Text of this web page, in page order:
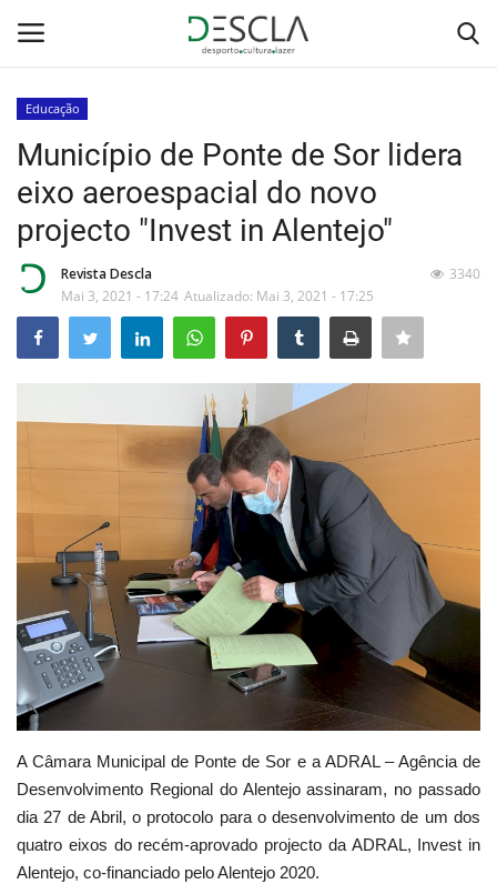
Home
...by Descla
Desporto
Sobre Nós
Estatuto Editorial
Saúde
Ficha técnica
Cultura
Lazer
Ambiente
Educação
Município de Ponte de Sor lidera
eixo aeroespacial do novo
projecto "Invest in Alentejo"
Revista Descla
Mai 3, 2021 - 17:24 Atualizado: Mai 3, 2021 - 17:25
3340
A Câmara Municipal de Ponte de Sor e a ADRAL – Agência de
Desenvolvimento Regional do Alentejo assinaram, no passado
dia 27 de Abril, o protocolo para o desenvolvimento de um dos
quatro eixos do recém-aprovado projecto da ADRAL, Invest in
Alentejo, co-financiado pelo Alentejo 2020.